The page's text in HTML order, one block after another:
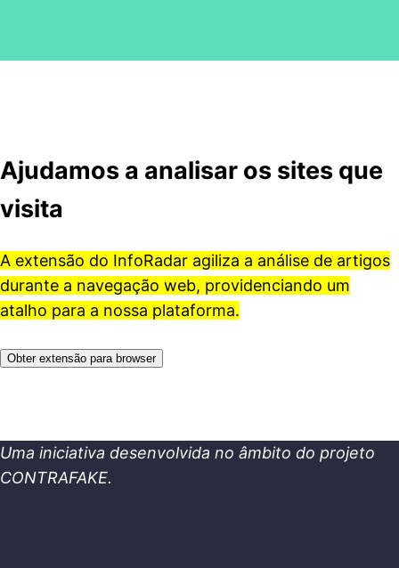
Ajudamos a analisar os sites que
visita
A extensão do InfoRadar agiliza a análise de artigos
durante a navegação web, providenciando um
atalho para a nossa plataforma.
Obter extensão para browser
Uma iniciativa desenvolvida no âmbito do projeto
CONTRAFAKE.